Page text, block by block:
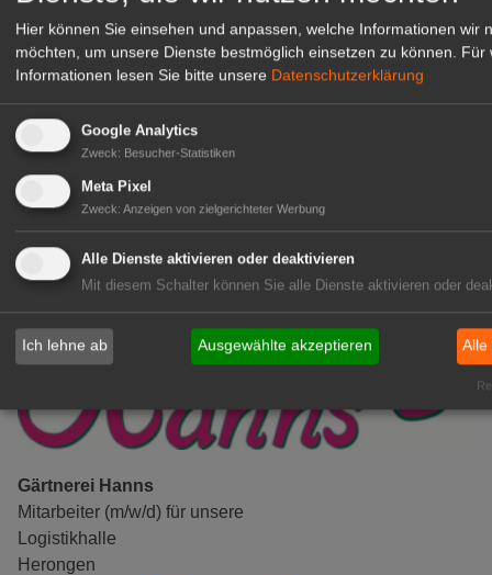
& Co KG
Gärtner im Zierpflanzenbau
(m/w/d)
Gensingen
zur Stellenanzeige
Gärtnerei Hanns
Mitarbeiter (m/w/d) für unsere
Logistikhalle
Herongen
Hier können Sie einsehen und anpassen, welche Informationen wir
möchten, um unsere Dienste bestmöglich einsetzen zu können. Für
Informationen lesen Sie bitte unsere Datenschutzerklärung
Google Analytics
Zweck: Besucher-Statistiken
Meta Pixel
Zweck: Anzeigen von zielgerichteter Werbung
Alle Dienste aktivieren oder deaktivieren
Mit diesem Schalter können Sie alle Dienste aktivieren oder
Ich lehne ab Ausgewählte akzeptieren Alle